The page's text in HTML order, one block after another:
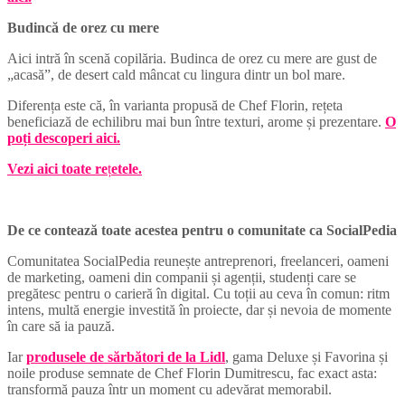
Budincă de orez cu mere
Aici intră în scenă copilăria. Budinca de orez cu mere are gust de
„acasă”, de desert cald mâncat cu lingura dintr un bol mare.
Diferența este că, în varianta propusă de Chef Florin, rețeta
beneficiază de echilibru mai bun între texturi, arome și prezentare. O
poți descoperi aici.
Vezi aici toate rețetele.
De ce contează toate acestea pentru o comunitate ca SocialPedia
Comunitatea SocialPedia reunește antreprenori, freelanceri, oameni
de marketing, oameni din companii și agenții, studenți care se
pregătesc pentru o carieră în digital. Cu toții au ceva în comun: ritm
intens, multă energie investită în proiecte, dar și nevoia de momente
în care să ia pauză.
Iarprodusele de sărbători de la Lidl, gama Deluxe și Favorina și
noile produse semnate de Chef Florin Dumitrescu, fac exact asta:
transformă pauza într un moment cu adevărat memorabil.